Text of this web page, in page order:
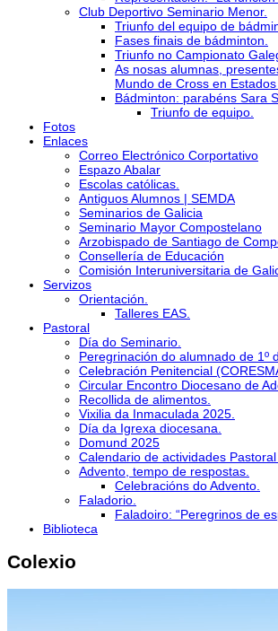
Club Deportivo Seminario Menor.
Triunfo del equipo de
Fases finais de bádminton.
Triunfo no Campionato
As nosas alumnas,
Mundo de Cross en Estados
Bádminton: parabéns Sara
Triunfo de equipo.
Fotos
Enlaces
Correo Electrónico Corportativo
Espazo Abalar
Escolas católicas.
Antiguos Alumnos | SEMDA
Seminarios de Galicia
Seminario Mayor Compostelano
Arzobispado de Santiago de
Consellería de Educación
Comisión Interuniversitaria de
Servizos
Orientación.
Talleres EAS.
Pastoral
Día do Seminario.
Peregrinación do alumnado de 1º
Celebración Penitencial
Circular Encontro Diocesano de
Recollida de alimentos.
Vixilia da Inmaculada 2025.
Día da Igrexa diocesana.
Domund 2025
Calendario de actividades Pastoral
Advento, tempo de respostas.
Celebracións do Advento.
Faladorio.
Faladoiro: “Peregrinos de
Biblioteca
Colexio